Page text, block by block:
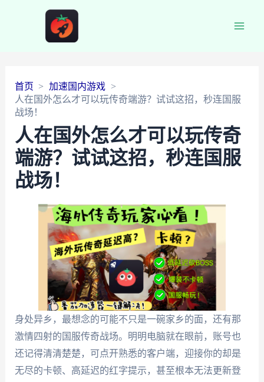
首页
加速国内游戏
人在国外怎么才可以玩传奇端游？试试这招，秒连国服
战场！
人在国外怎么才可以玩传奇
端游？试试这招，秒连国服
战场！
身处异乡，最想念的可能不只是一碗家乡的面，还有那
激情四射的国服传奇战场。明明电脑就在眼前，账号也
还记得清清楚楚，可点开熟悉的客户端，迎接你的却是
无尽的卡顿、高延迟的红字提示，甚至根本无法更新登